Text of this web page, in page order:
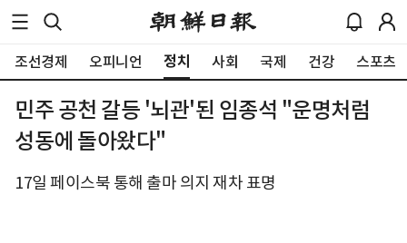
조선경제 오피니언 정치 사회 국제 건강 스포츠
민주 공천 갈등 '뇌관'된 임종석 "운명처럼
성동에 돌아왔다"
17일 페이스북 통해 출마 의지 재차 표명